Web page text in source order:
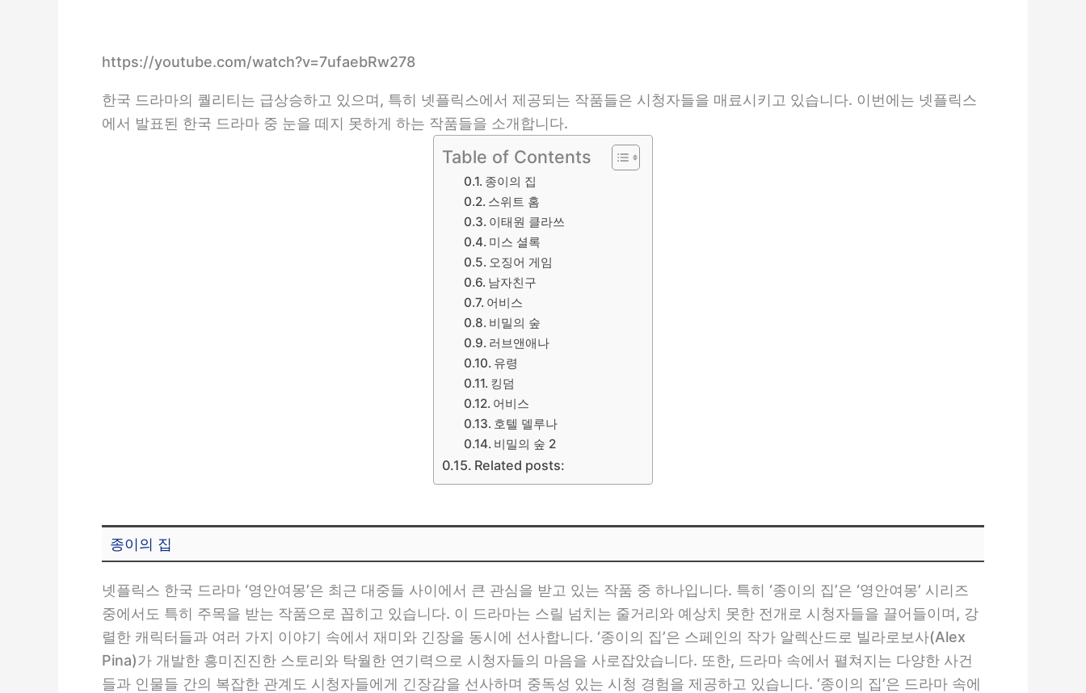
https://youtube.com/watch?v=7ufaebRw278
한국 드라마의 퀄리티는 급상승하고 있으며, 특히 넷플릭스에서 제공되는 작품들은 시청자들을 매료시키고 있습니다. 이번에는 넷플릭스
에서 발표된 한국 드라마 중 눈을 떼지 못하게 하는 작품들을 소개합니다.
Table of Contents
종이의 집
스위트 홈
이태원 클라쓰
미스 셜록
오징어 게임
남자친구
어비스
비밀의 숲
러브앤애나
유령
킹덤
어비스
호텔 델루나
비밀의 숲 2
Related posts:
종이의 집
넷플릭스 한국 드라마 ‘영안여몽’은 최근 대중들 사이에서 큰 관심을 받고 있는 작품 중 하나입니다. 특히 ‘종이의 집’은 ‘영안여몽’ 시리즈
중에서도 특히 주목을 받는 작품으로 꼽히고 있습니다. 이 드라마는 스릴 넘치는 줄거리와 예상치 못한 전개로 시청자들을 끌어들이며, 강
렬한 캐릭터들과 여러 가지 이야기 속에서 재미와 긴장을 동시에 선사합니다. ‘종이의 집’은 스페인의 작가 알렉산드로 빌라로보사(Alex
Pina)가 개발한 흥미진진한 스토리와 탁월한 연기력으로 시청자들의 마음을 사로잡았습니다. 또한, 드라마 속에서 펼쳐지는 다양한 사건
들과 인물들 간의 복잡한 관계도 시청자들에게 긴장감을 선사하며 중독성 있는 시청 경험을 제공하고 있습니다. ‘종이의 집’은 드라마 속에